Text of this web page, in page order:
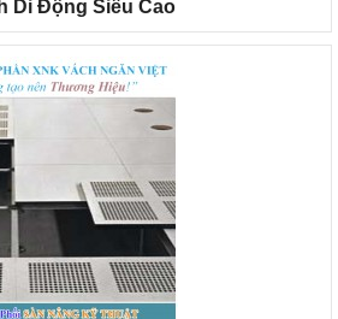
Di Động Siêu Cao